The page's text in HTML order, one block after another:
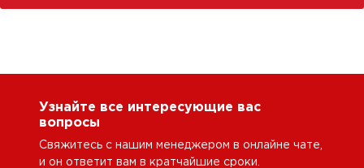
Узнайте все интересующие вас
вопросы
Свяжитесь с нашим менеджером в онлайне чате,
и он ответит вам в кратчайшие сроки.